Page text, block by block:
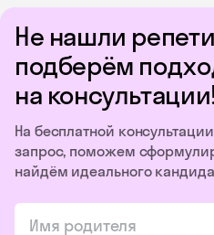
Не нашли
подберём
на
На бесплатной
запрос, поможем
найдём идеального